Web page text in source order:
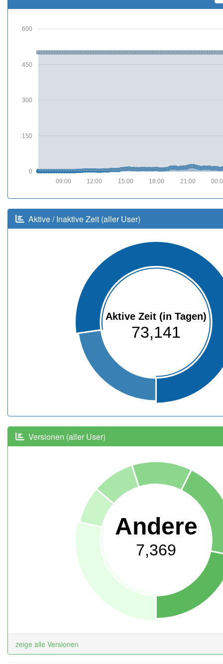
0
150
300
450
600
21:00
18:00
15:00
12:00
09:00
Aktive / Inaktive Zeit (aller User)
Aktive Zeit (in Tagen)
73,141
Versionen (aller User)
Andere
7,369
zeige alle Versionen